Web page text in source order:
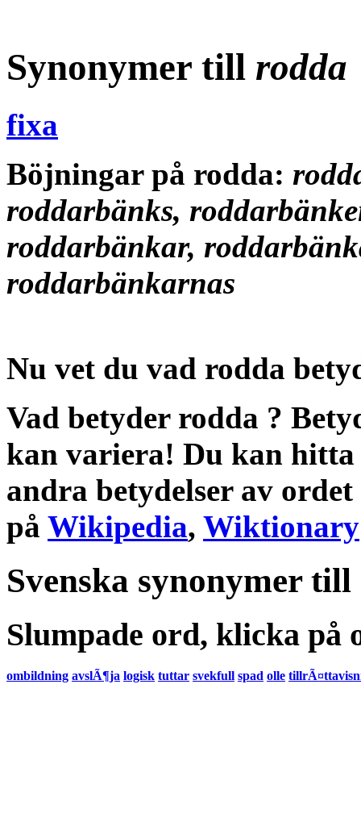
Synonymer till rodda
fixa
Böjningar på rodda:
roddarbänks,
roddarbänkar,
roddarbänkarnas
Nu vet du vad rodda
Vad betyder rodda ?
kan variera! Du kan
andra betydelserav ordet
på Wikipedia, Wiktionary
Svenska synonymer
Slumpade ord, klicka på
ombildning avslÃ¶ja logisk tuttar svekfull spad olle